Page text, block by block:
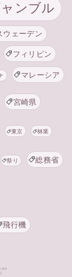
ンブル
ウェーデン
フィリピン
マレーシア
宮崎県
東京 林業
祭り 総務省
飛行機